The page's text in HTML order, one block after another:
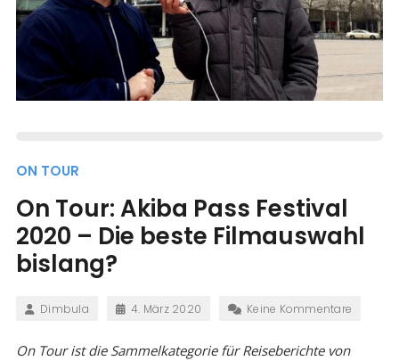
ON TOUR
On Tour: Akiba Pass Festival
2020 – Die beste Filmauswahl
bislang?
Dimbula 4. März 2020 Keine Kommentare
On Tour ist die Sammelkategorie für Reiseberichte von